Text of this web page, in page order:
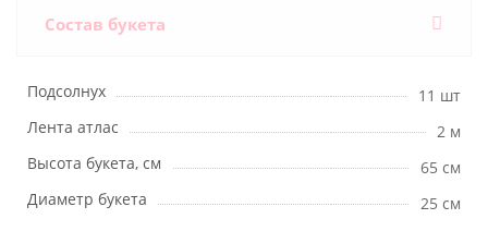
Состав букета
Подсолнух
11 шт
Лента атлас
2 м
Высота букета, см
65 см
Диаметр букета
25 см